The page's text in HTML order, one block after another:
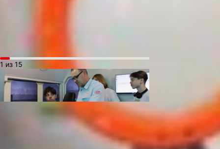
1 из 15
Александр Знароченков, наставник
участников, отметил: «Мы с детьми,
участвовавшими в соревнованиях
«Инженеры транспорта» ездили